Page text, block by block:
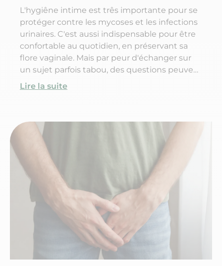
L'hygiêne intime est três importante pour se
protéger contre les mycoses et les infections
urinaires. C'est aussi indispensable pour être
confortable au quotidien, en préservant sa
flore vaginale. Mais par peur d'échanger sur
un sujet parfois tabou, des questions peuvent
subsister : comment avoir une bonne
vos questions.
Lire la suite